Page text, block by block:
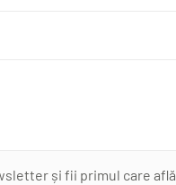
și fii primul care află